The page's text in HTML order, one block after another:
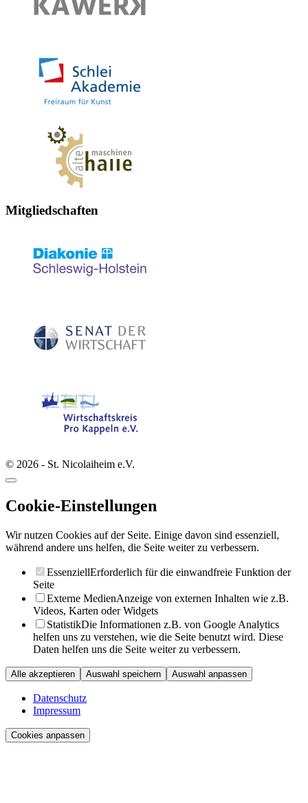
Mitgliedschaften
© 2026 - St. Nicolaiheim e.V.
Cookie-Einstellungen
Wir nutzen Cookies auf der Seite. Einige davon sind essenziell,
während andere uns helfen, die Seite weiter zu verbessern.
EssenziellErforderlich für die einwandfreie Funktion der
Seite
Externe MedienAnzeige von externen Inhalten wie z.B.
Videos, Karten oder Widgets
StatistikDie Informationen z.B. von Google Analytics
helfen uns zu verstehen, wie die Seite benutzt wird. Diese
Daten helfen uns die Seite weiter zu verbessern.
Alle akzeptieren Auswahl speichern Auswahl anpassen
Datenschutz
Impressum
Cookies anpassen